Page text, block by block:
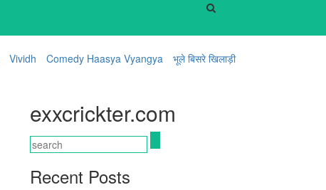
Vividh Comedy Haasya Vyangya
भूले बिसरे खिलाड़ी
exxcrickter.com
Recent Posts